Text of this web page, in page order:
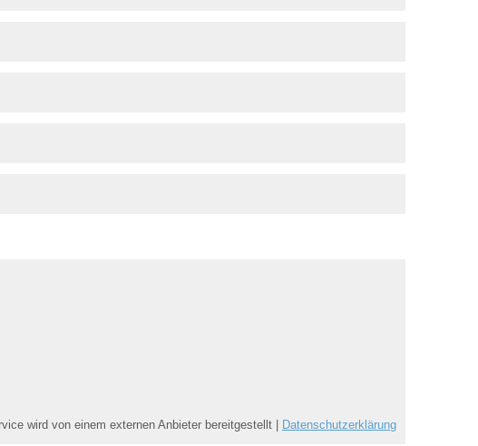
wird von einem externen Anbieter bereitgestellt | Datenschutzerklärung